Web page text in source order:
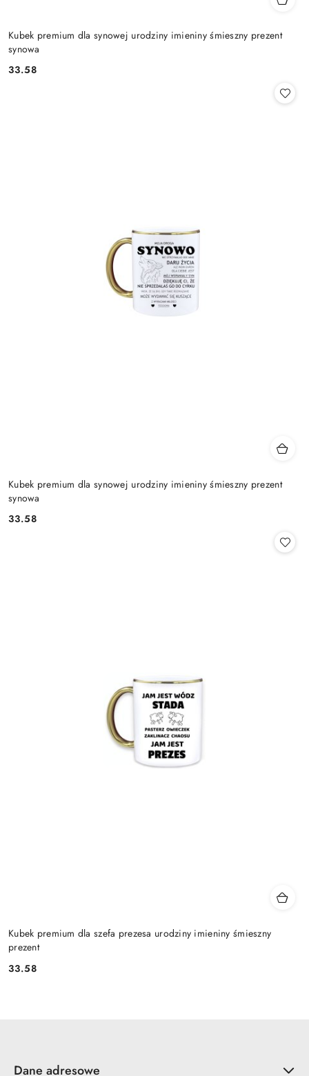
Kubek premium dla synowej urodziny imieniny śmieszny prezent
synowa
Cena:
33.58
Kubek premium dla synowej urodziny imieniny śmieszny prezent
synowa
Cena:
33.58
Kubek premium dla szefa prezesa urodziny imieniny śmieszny
prezent
Cena:
33.58
Dane adresowe